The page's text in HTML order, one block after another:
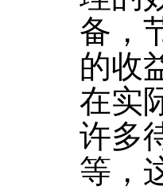
备，
的收
在实
许多
等，